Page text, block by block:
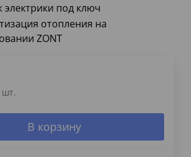
под ключ
отопления на
ZONT
шт.
В корзину